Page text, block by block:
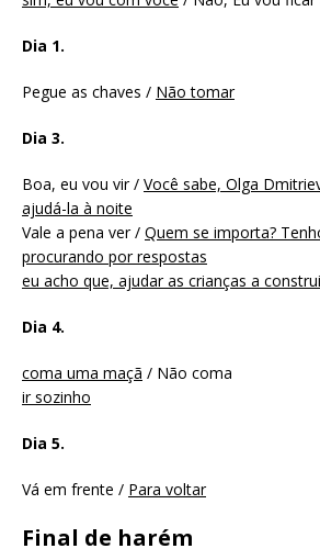
Dia 1.
Pegue as chaves / Não tomar
Dia 3.
Boa, eu vou vir / Você sabe, Olga
ajudá-la à noite
Vale a pena ver / Quem se importa?
procurando por respostas
eu acho que, ajudar as crianças a
Dia 4.
coma uma maçã / Não coma
ir sozinho
Dia 5.
Vá em frente / Para voltar
Final de harém